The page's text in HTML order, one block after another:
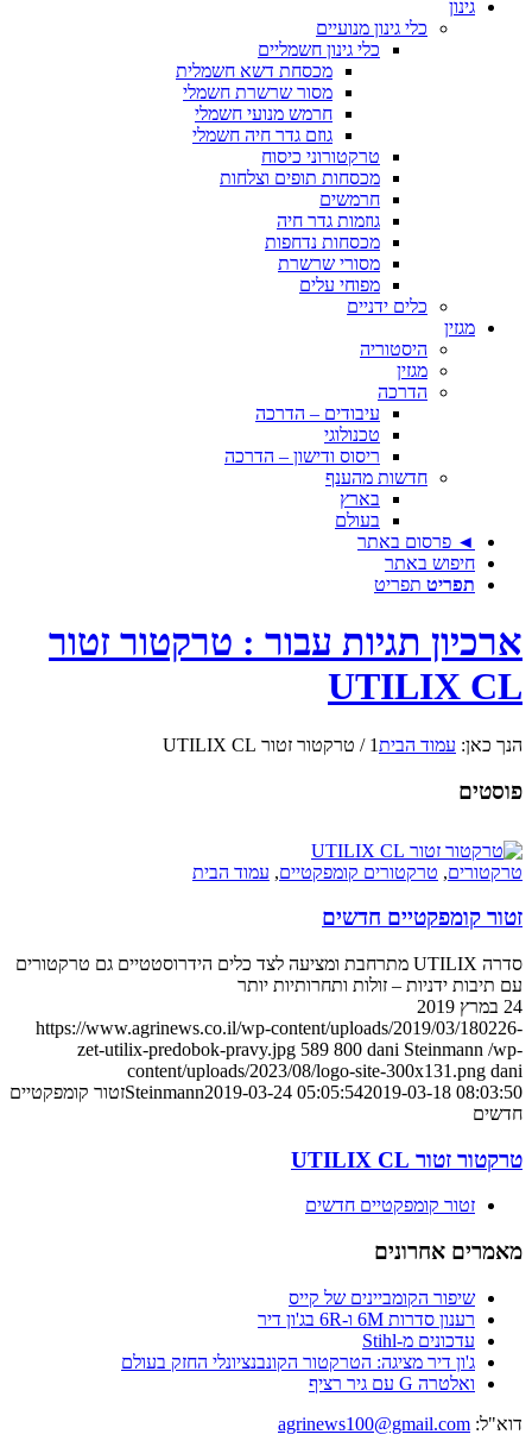
גינון
כלי גינון מנועיים
כלי גינון חשמליים
מכסחת דשא חשמלית
מסור שרשרת חשמלי
חרמש מנועי חשמלי
גוזם גדר חיה חשמלי
טרקטורוני כיסוח
מכסחות תופים וצלחות
חרמשים
גוזמות גדר חיה
מכסחות נדחפות
מסורי שרשרת
מפוחי עלים
כלים ידניים
מגזין
היסטוריה
מגזין
הדרכה
עיבודים – הדרכה
טכנולוגי
ריסוס ודישון – הדרכה
חדשות מהענף
בארץ
בעולם
◄ פרסום באתר
חיפוש באתר
תפריט תפריט
ארכיון תגיות עבור : טרקטור זטור
UTILIX CL
הנך כאן: עמוד הבית1
/ טרקטור זטור UTILIX CL
פוסטים
טרקטורים, טרקטורים קומפקטיים, עמוד הבית
זטור קומפקטיים חדשים
סדרה UTILIX מתרחבת ומציעה לצד כלים הידרוסטטיים גם טרקטורים
עם תיבות ידניות – זולות ותחרותיות יותר
24 במרץ 2019
https://www.agrinews.co.il/wp-content/uploads/2019/03/180226-
zet-utilix-predobok-pravy.jpg 589 800 dani Steinmann /wp-
content/uploads/2023/08/logo-site-300x131.png dani
Steinmann2019-03-24 05:05:542019-03-18 08:03:50
זטור קומפקטיים
חדשים
טרקטור זטור UTILIX CL
זטור קומפקטיים חדשים
מאמרים אחרונים
שיפור הקומביינים של קייס
רענון סדרות 6M ו-6R בג'ון דיר
עדכונים מ-Stihl
ג'ון דיר מציגה: הטרקטור הקונבנציונלי החזק בעולם
ואלטרה G עם גיר רציף
דוא"ל: agrinews100@gmail.com